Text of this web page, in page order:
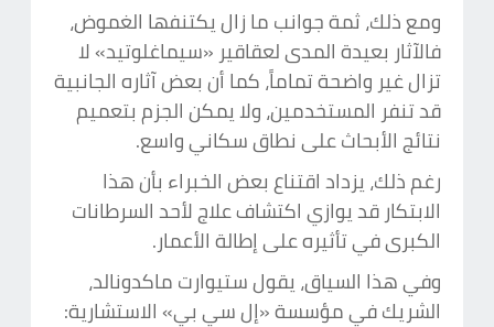
ومع ذلك، ثمة جوانب ما زال يكتنفها الغموض،
فالآثار بعيدة المدى لعقاقير «سيماغلوتيد» لا
تزال غير واضحة تماماً، كما أن بعض آثاره الجانبية
قد تنفر المستخدمين، ولا يمكن الجزم بتعميم
نتائج الأبحاث على نطاق سكاني واسع.
رغم ذلك، يزداد اقتناع بعض الخبراء بأن هذا
الابتكار قد يوازي اكتشاف علاج لأحد السرطانات
الكبرى في تأثيره على إطالة الأعمار.
وفي هذا السياق، يقول ستيوارت ماكدونالد،
الشريك في مؤسسة «إل سي بي» الاستشارية: